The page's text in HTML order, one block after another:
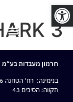
פתח סרגל נגישות
3
חרמון מעבדות בע“מ
בנימינה: רח‘ הטחנה 66 ת.ד 23 מיקוד 3055001,
תקווה: הסיבים 43